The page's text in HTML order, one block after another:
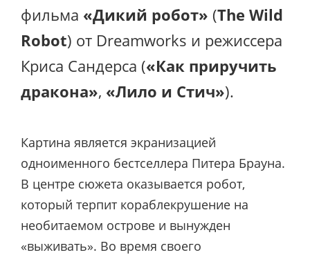
фильма «Дикий робот» (The Wild
Robot) от Dreamworks и режиссера
Криса Сандерса («Как приручить
дракона», «Лило и Стич»).
Картина является экранизацией
одноименного бестселлера Питера Брауна.
В центре сюжета оказывается робот,
который терпит кораблекрушение на
необитаемом острове и вынужден
«выживать». Во время своего